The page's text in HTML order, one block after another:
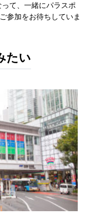
て、一緒にパラスポ
参加をお待ちしていま
たい